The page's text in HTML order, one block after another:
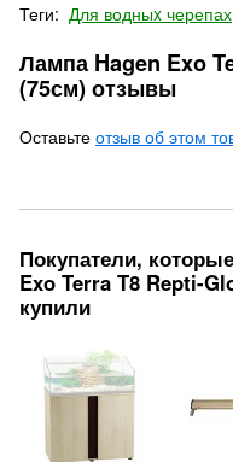
Теги: Для водныx черепах
Лампа Hagen Exo
(75см) отзывы
Оставьте отзыв об этом
Покупатели,
Exo Terra T8 Repti-
купили